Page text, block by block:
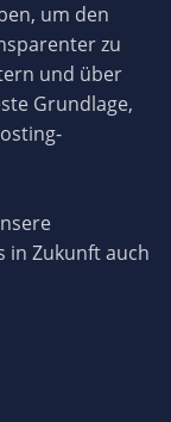
um den
zu
und über
Grundlage,
in Zukunft auch